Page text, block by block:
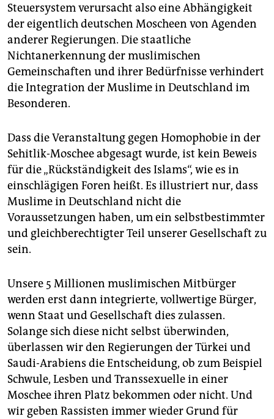
Steuersystem verursacht also eine Abhängigkeit
der eigentlich deutschen Moscheen von Agenden
anderer Regierungen. Die staatliche
Nichtanerkennung der muslimischen
Gemeinschaften und ihrer Bedürfnisse verhindert
die Integration der Muslime in Deutschland im
Besonderen.
Dass die Veranstaltung gegen Homophobie in der
Sehitlik-Moschee abgesagt wurde, ist kein Beweis
für die „Rückständigkeit des Islams“, wie es in
einschlägigen Foren heißt. Es illustriert nur, dass
Muslime in Deutschland nicht die
Voraussetzungen haben, um ein selbstbestimmter
und gleichberechtigter Teil unserer Gesellschaft zu
sein.
Unsere 5 Millionen muslimischen Mitbürger
werden erst dann integrierte, vollwertige Bürger,
wenn Staat und Gesellschaft dies zulassen.
Solange sich diese nicht selbst überwinden,
überlassen wir den Regierungen der Türkei und
Saudi-Arabiens die Entscheidung, ob zum Beispiel
Schwule, Lesben und Transsexuelle in einer
Moschee ihren Platz bekommen oder nicht. Und
wir geben Rassisten immer wieder Grund für